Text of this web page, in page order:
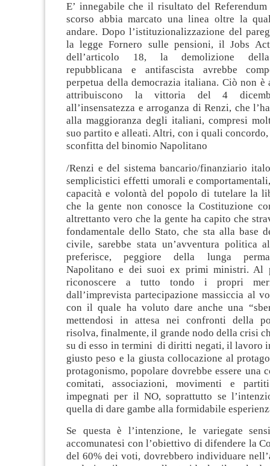
E’ innegabile che il risultato del
scorso abbia marcato una linea oltre la
andare. Dopo l’istituzionalizzazione del
la legge Fornero sulle pensioni, il Jobs
dell’articolo 18, la demolizione della
repubblicana e antifascista avrebbe
perpetua della democrazia italiana. Ciò non
attribuiscono la vittoria del 4
all’insensatezza e arroganza di Renzi, che
alla maggioranza degli italiani, compresi
suo partito e alleati. Altri, con i quali
sconfitta del binomio Napolitano
/Renzi e del sistema bancario/finanziario
semplicistici effetti umorali e
capacità e volontà del popolo di tutelare la
che la gente non conosce la Costituzione
altrettanto vero che la gente ha capito che
fondamentale dello Stato, che sta alla base
civile, sarebbe stata un’avventura politica
preferisce, peggiore della lunga
Napolitano e dei suoi ex primi ministri. Al
riconoscere a tutto tondo i propri
dall’imprevista partecipazione massiccia al
con il quale ha voluto dare anche una
mettendosi in attesa nei confronti della
risolva, finalmente, il grande nodo della crisi
su di esso in termini di diritti negati, il lavoro
giusto peso e la giusta collocazione al
protagonismo, popolare dovrebbe essere una
comitati, associazioni, movimenti e
impegnati per il NO, soprattutto se
quella di dare gambe alla formidabile
Se questa è l’intenzione, le variegate
accomunatesi con l’obiettivo di difendere la
del 60% dei voti, dovrebbero individuare